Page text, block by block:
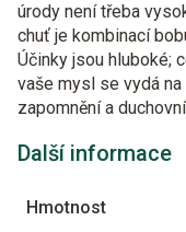
úrody není třeba
chuť je kombinací
Účinky jsou hluboké;
vaše mysl se vydá
zapomnění a
Další informace
Hmotnost